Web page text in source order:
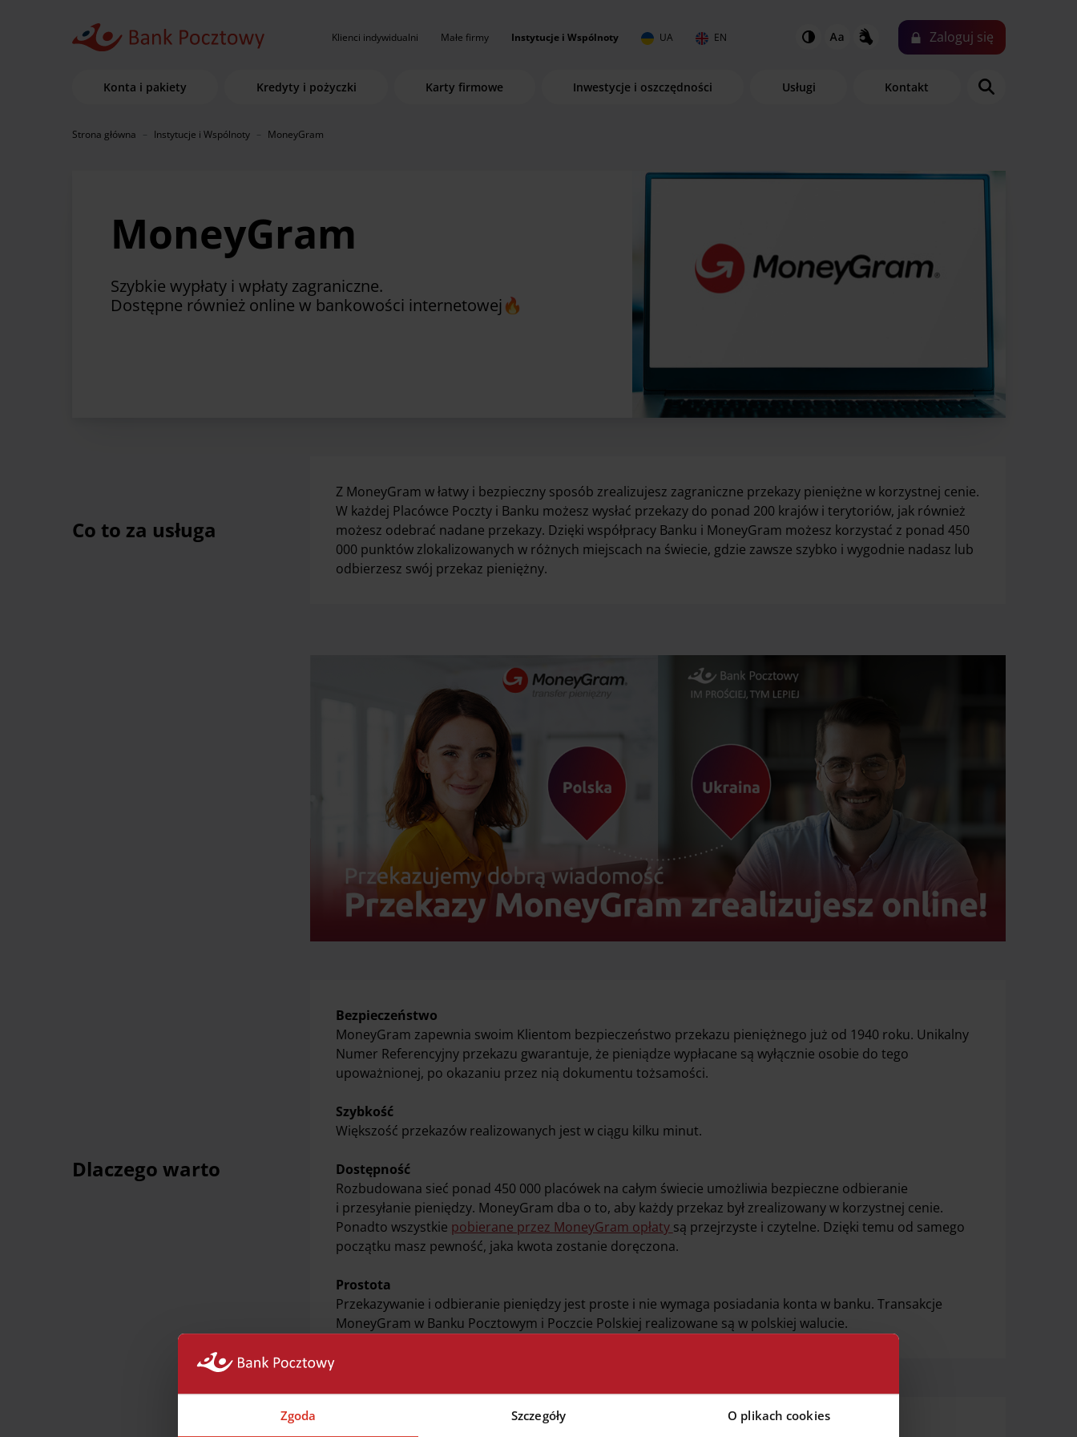
Zgoda Szczegóły O plikach cookies
Klienci indywidualni Małe firmy Instytucje i Wspólnoty UA EN Zaloguj się
Konta i pakiety Kredyty i pożyczki Karty firmowe Inwestycje i oszczędności Usługi Kontakt
Strona główna Instytucje i Wspólnoty MoneyGram
MoneyGram
Szybkie wypłaty i wpłaty zagraniczne.
Dostępne również online w bankowości internetowej🔥
Co to za usługa
Z MoneyGram w łatwy i bezpieczny sposób zrealizujesz zagraniczne przekazy pieniężne w korzystnej cenie.
W każdej Placówce Poczty i Banku możesz wysłać przekazy do ponad 200 krajów i terytoriów, jak również
możesz odebrać nadane przekazy. Dzięki współpracy Banku i MoneyGram możesz korzystać z ponad 450
000 punktów zlokalizowanych w różnych miejscach na świecie, gdzie zawsze szybko i wygodnie nadasz lub
odbierzesz swój przekaz pieniężny.
Dlaczego warto
Bezpieczeństwo
MoneyGram zapewnia swoim Klientom bezpieczeństwo przekazu pieniężnego już od 1940 roku. Unikalny
Numer Referencyjny przekazu gwarantuje, że pieniądze wypłacane są wyłącznie osobie do tego
upoważnionej, po okazaniu przez nią dokumentu tożsamości.
Szybkość
Większość przekazów realizowanych jest w ciągu kilku minut.
Dostępność
Rozbudowana sieć ponad 450 000 placówek na całym świecie umożliwia bezpieczne odbieranie
i przesyłanie pieniędzy. MoneyGram dba o to, aby każdy przekaz był zrealizowany w korzystnej cenie.
Ponadto wszystkie pobierane przez MoneyGram opłaty są przejrzyste i czytelne. Dzięki temu od samego
początku masz pewność, jaka kwota zostanie doręczona.
Prostota
Przekazywanie i odbieranie pieniędzy jest proste i nie wymaga posiadania konta w banku. Transakcje
MoneyGram w Banku Pocztowym i Poczcie Polskiej realizowane są w polskiej walucie.